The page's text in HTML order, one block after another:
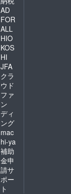
AD
FOR
ALL
HIO
KOS
HI
JFA
クラ
ウド
ファ
ン
ディ
ング
mac
hi-ya
補助
金申
請サ
ポー
ト